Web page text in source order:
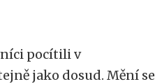
pocítili v
jako dosud. Mění se